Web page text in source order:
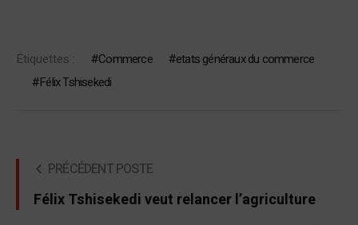
Étiquettes : Commerce
etats généraux du commerce
Félix Tshisekedi
PRÉCÉDENT POSTE
Félix Tshisekedi veut relancer l’agriculture